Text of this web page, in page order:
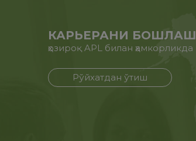
КАРЬЕРАНИ БОШЛАШ
ҳозироқ APL билан ҳамкорликда
Рўйхатдан ўтиш